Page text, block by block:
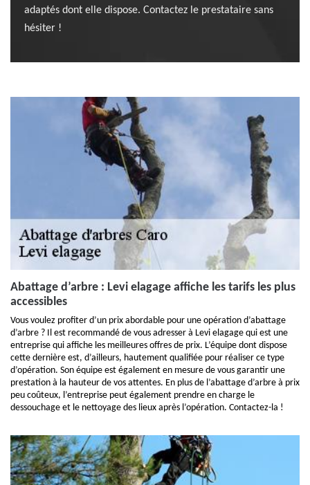
adaptés dont elle dispose. Contactez le prestataire sans
hésiter !
Abattage d’arbre : Levi elagage affiche les tarifs les plus
accessibles
Vous voulez profiter d’un prix abordable pour une opération d’abattage
d’arbre ? Il est recommandé de vous adresser à Levi elagage qui est une
entreprise qui affiche les meilleures offres de prix. L’équipe dont dispose
cette dernière est, d’ailleurs, hautement qualifiée pour réaliser ce type
d’opération. Son équipe est également en mesure de vous garantir une
prestation à la hauteur de vos attentes. En plus de l’abattage d’arbre à prix
peu coûteux, l’entreprise peut également prendre en charge le
dessouchage et le nettoyage des lieux après l’opération. Contactez-la !